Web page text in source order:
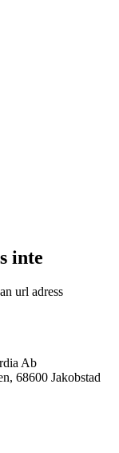
inte
url adress
Ab
68600 Jakobstad